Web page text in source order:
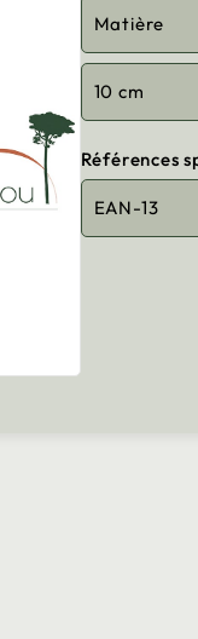
Matière
10 cm
Références
EAN-13